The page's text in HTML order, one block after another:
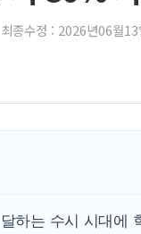
최종수정 : 2026년06월
하는 수시 시대에